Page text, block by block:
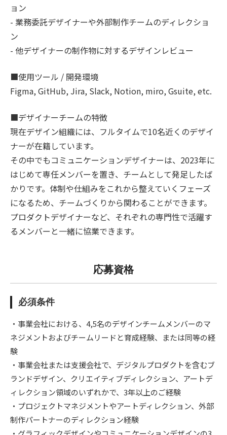
ョン
- 業務委託デザイナーや外部制作チームのディレクショ
ン
- 他デザイナーの制作物に対するデザインレビュー
■使用ツール / 開発環境
Figma, GitHub, Jira, Slack, Notion, miro, Gsuite, etc.
■デザイナーチームの特徴
現在デザイン組織には、フルタイムで10名近くのデザイ
ナーが在籍しています。
その中でもコミュニケーションデザイナーは、2023年に
はじめて専任メンバーを置き、チームとして発足したば
かりです。体制や仕組みをこれから整えていくフェーズ
になるため、チームづくりから関わることができます。
プロダクトデザイナーなど、それぞれの専門性で活躍す
るメンバーと一緒に協業できます。
応募資格
必須条件
・事業会社における、4,5名のデザインチームメンバーのマ
ネジメントおよびチームリードと育成経験、または同等の経
験
・事業会社または支援会社で、デジタルプロダクトを含むブ
ランドデザイン、クリエイティブディレクション、アートデ
ィレクション領域のいずれかで、3年以上のご経験
・プロジェクトマネジメントやアートディレクション、外部
制作パートナーのディレクション経験